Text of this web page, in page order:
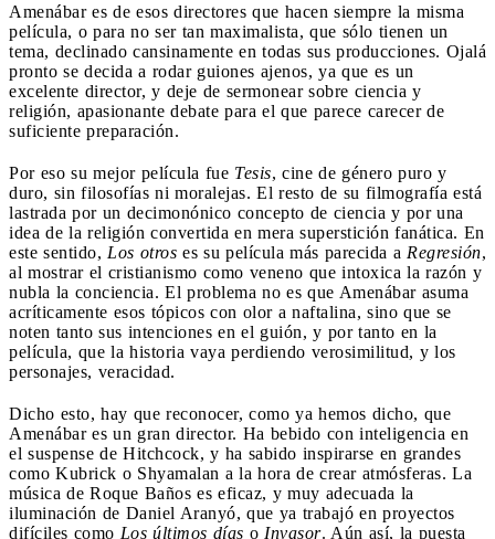
Amenábar es de esos directores que hacen siempre la misma
película, o para no ser tan maximalista, que sólo tienen un
tema, declinado cansinamente en todas sus producciones. Ojalá
pronto se decida a rodar guiones ajenos, ya que es un
excelente director, y deje de sermonear sobre ciencia y
religión, apasionante debate para el que parece carecer de
suficiente preparación.
Por eso su mejor película fue Tesis, cine de género puro y
duro, sin filosofías ni moralejas. El resto de su filmografía está
lastrada por un decimonónico concepto de ciencia y por una
idea de la religión convertida en mera superstición fanática. En
este sentido, Los otros es su película más parecida a Regresión,
al mostrar el cristianismo como veneno que intoxica la razón y
nubla la conciencia. El problema no es que Amenábar asuma
acríticamente esos tópicos con olor a naftalina, sino que se
noten tanto sus intenciones en el guión, y por tanto en la
película, que la historia vaya perdiendo verosimilitud, y los
personajes, veracidad.
Dicho esto, hay que reconocer, como ya hemos dicho, que
Amenábar es un gran director. Ha bebido con inteligencia en
el suspense de Hitchcock, y ha sabido inspirarse en grandes
como Kubrick o Shyamalan a la hora de crear atmósferas. La
música de Roque Baños es eficaz, y muy adecuada la
iluminación de Daniel Aranyó, que ya trabajó en proyectos
difíciles como Los últimos días o Invasor. Aún así, la puesta